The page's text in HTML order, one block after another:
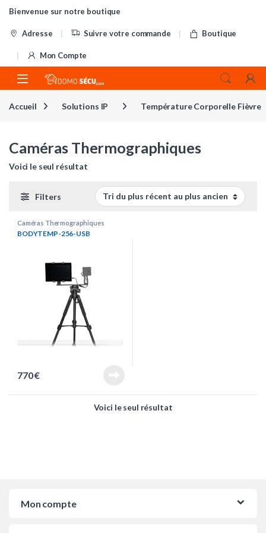
Skip to navigation
Skip to content
Bienvenue sur notre boutique
Adresse Suivre votre commande Boutique
Mon Compte
Accueil Solutions IP Température Corporelle Fièvre
Caméras Thermographiques
Voici le seul résultat
Filters
Caméras Thermographiques
BODYTEMP-256-USB
770€
Voici le seul résultat
Mon compte